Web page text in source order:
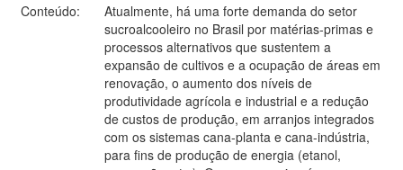
Conteúdo:
Atualmente, há uma forte demanda do setor
sucroalcooleiro no Brasil por matérias-primas e
processos alternativos que sustentem a
expansão de cultivos e a ocupação de áreas em
renovação, o aumento dos níveis de
produtividade agrícola e industrial e a redução
de custos de produção, em arranjos integrados
com os sistemas cana-planta e cana-indústria,
para fins de produção de energia (etanol,